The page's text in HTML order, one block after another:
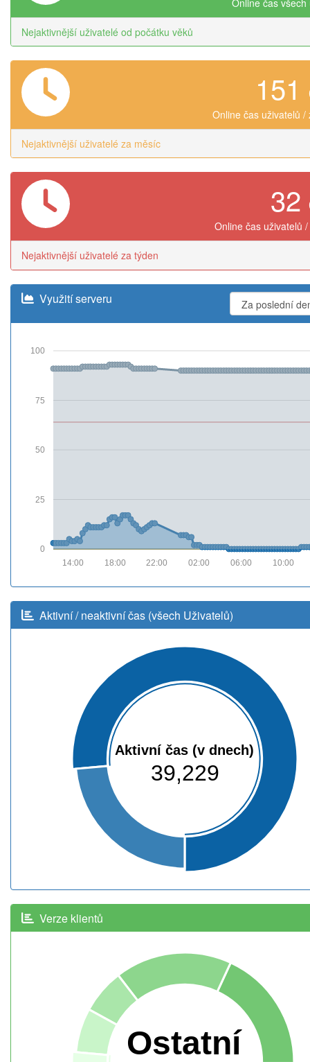
Nejaktivnější uživatelé od počátku věků
151
Online čas uživatelů /
Nejaktivnější uživatelé za měsíc
32
Online čas uživatelů
Nejaktivnější uživatelé za týden
Využití serveru
0
25
50
75
100
10:00
06:00
02:00
22:00
18:00
14:00
Aktivní / neaktivní čas (všech Uživatelů)
Aktivní čas (v dnech)
39,229
Verze klientů
Ostatní